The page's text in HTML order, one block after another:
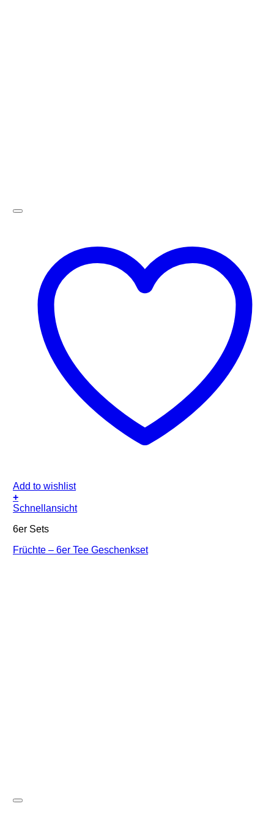
Add to wishlist
+
Schnellansicht
6er Sets
Früchte – 6er Tee Geschenkset